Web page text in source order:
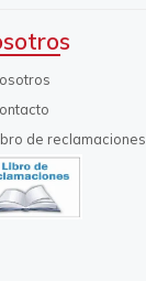
de reclamaciones